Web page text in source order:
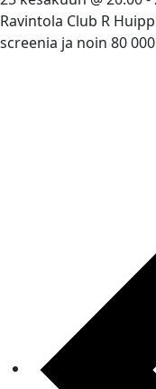
Ravintola Club R
screenia ja noin 80